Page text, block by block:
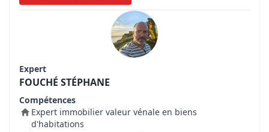
Expert
FOUCHÉ STÉPHANE
Compétences
Expert immobilier valeur vénale en biens
d'habitations